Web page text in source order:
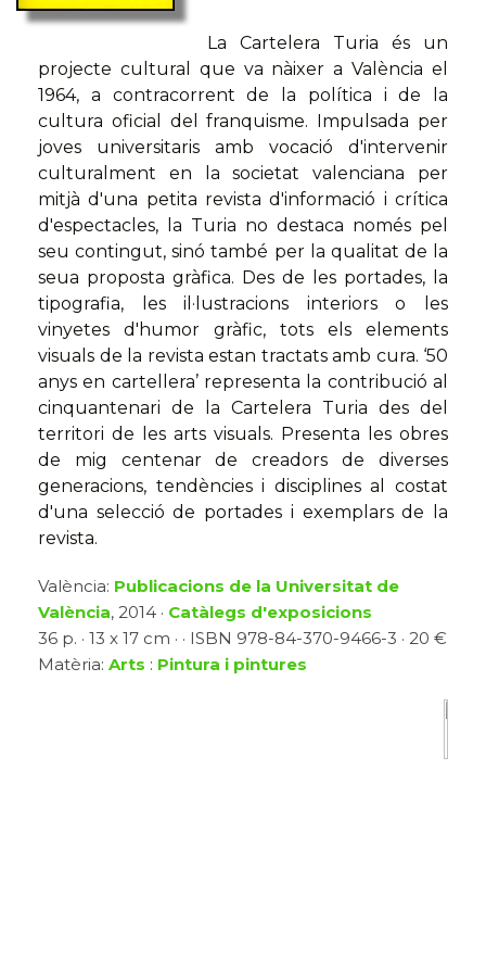
La Cartelera Turia és un
projecte cultural que va nàixer a València el
1964, a contracorrent de la política i de la
cultura oficial del franquisme. Impulsada per
joves universitaris amb vocació d'intervenir
culturalment en la societat valenciana per
mitjà d'una petita revista d'informació i crítica
d'espectacles, la Turia no destaca només pel
seu contingut, sinó també per la qualitat de la
seua proposta gràfica. Des de les portades, la
tipografia, les il·lustracions interiors o les
vinyetes d'humor gràfic, tots els elements
visuals de la revista estan tractats amb cura. ‘50
anys en cartellera’ representa la contribució al
cinquantenari de la Cartelera Turia des del
territori de les arts visuals. Presenta les obres
de mig centenar de creadors de diverses
generacions, tendències i disciplines al costat
d'una selecció de portades i exemplars de la
revista.
València: Publicacions de la Universitat de
València, 2014 · Catàlegs d'exposicions
36 p. · 13 x 17 cm · · ISBN 978-84-370-9466-3 · 20 €
Matèria: Arts : Pintura i pintures